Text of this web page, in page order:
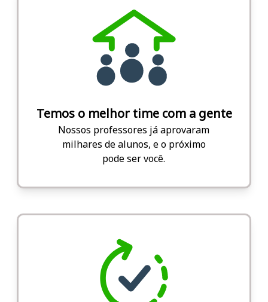
Temos o melhor time com a gente
Nossos professores já aprovaram
milhares de alunos, e o próximo
pode ser você.